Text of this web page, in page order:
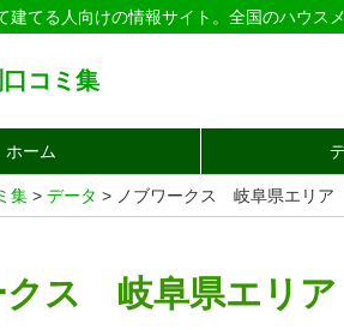
建てる人向けの情報サイト。全国のハウス
コミ集
ホーム
集 > データ > ノブワークス 岐阜県エリア
クス 岐阜県エリア